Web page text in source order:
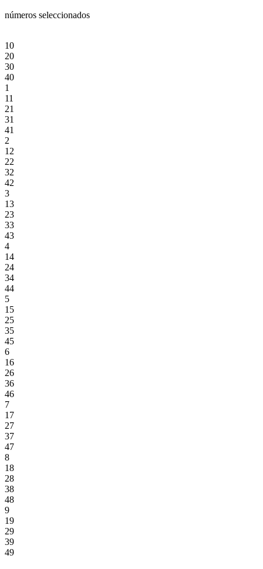
números seleccionados
10
20
30
40
1
11
21
31
41
2
12
22
32
42
3
13
23
33
43
4
14
24
34
44
5
15
25
35
45
6
16
26
36
46
7
17
27
37
47
8
18
28
38
48
9
19
29
39
49